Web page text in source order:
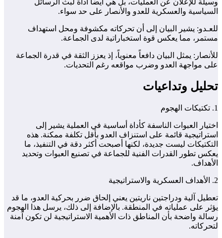
وسيلة للإعلان عن العمليات، بل هي أيضاً أداة لبث الرسائل
السياسية والعسكرية للعدو والأنصار على حد سواء.
للعـدو: يشير البيان إلى أن تحركاته مكشوفة ومحل استهداف
مستمر، مما يعكس قوة استخباراتية لدى الجماعة.
للأنصار: يمثل البيان دافعاً معنوياً، إذ يعزز الثقة في قدرة الجماعة
على مواجهة العدو وضرب مواقعه رغم التحديات.
تحليل وتداعيات
1. تكتيكات الهجوم
اختيار العبوات الناسفة كأداة أساسية في العملية يشير إلى
استراتيجية قائمة على استنزاف العدو بأقل تكلفة ممكنة. هذه
التكتيكات ليست جديدة، لكنها أصبحت أكثر دقة في التنفيذ، ما
يعكس تطور القدرات الفنية للجماعة في تصنيع العبوات وتحديد
الأهداف.
2. الأهداف العسكرية والاستراتيجية
تعطيل آلية ودراجتين ناريتين يعني إلحاق ضرر بحركية العدو، ما قد
يؤثر على عملياته في المنطقة. بالإضافة إلى ذلك، يرسل هذا الهجوم
رسالة واضحة بأن المناطق ذات الأهمية الاستراتيجية لن تكون آمنة
لتحركاته.